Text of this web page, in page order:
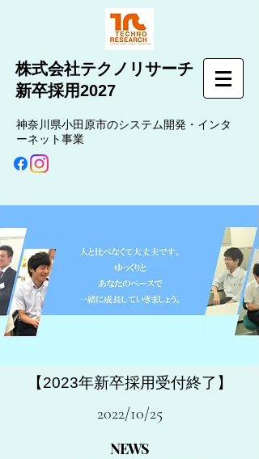
株式会社テクノリサーチ
新卒採用2027
神奈川県小田原市のシステム開発・インタ
ーネット事業
【2023年新卒採用受付終了】
2022/10/25
NEWS